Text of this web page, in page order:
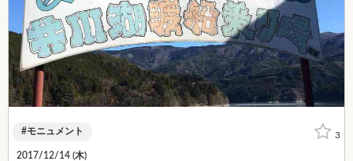
3
モニュメント
2017/12/14 (木)